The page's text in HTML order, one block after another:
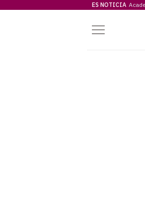
ES NOTICIA
Menú